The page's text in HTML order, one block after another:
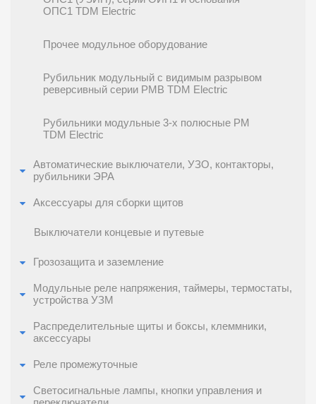
ОПС1 TDM Electric
Прочее модульное оборудование
Рубильник модульный с видимым разрывом
реверсивный серии РМВ TDM Electric
Рубильники модульные 3-х полюсные РМ
TDM Electric
Автоматические выключатели, УЗО, контакторы,
рубильники ЭРА
Аксессуары для сборки щитов
Выключатели концевые и путевые
Грозозащита и заземление
Модульные реле напряжения, таймеры, термостаты,
устройства УЗМ
Распределительные щиты и боксы, клеммники,
аксессуары
Реле промежуточные
Светосигнальные лампы, кнопки управления и